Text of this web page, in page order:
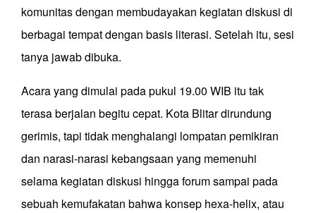
komunitas dengan membudayakan kegiatan diskusi di
berbagai tempat dengan basis literasi. Setelah itu, sesi
tanya jawab dibuka.
Acara yang dimulai pada pukul 19.00 WIB itu tak
terasa berjalan begitu cepat. Kota Blitar dirundung
gerimis, tapi tidak menghalangi lompatan pemikiran
dan narasi-narasi kebangsaan yang memenuhi
selama kegiatan diskusi hingga forum sampai pada
sebuah kemufakatan bahwa konsep hexa-helix, atau